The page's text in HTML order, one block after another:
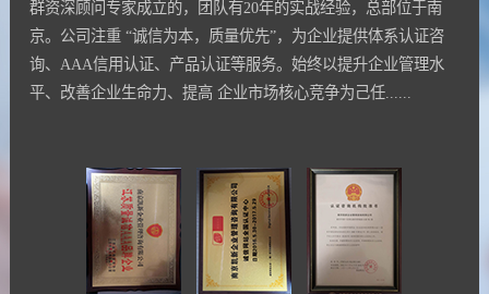
群资深顾问专家成立的，团队有20年的实战经验，总部位于南
京。公司注重 “诚信为本，质量优先”，为企业提供体系认证咨
询、AAA信用认证、产品认证等服务。始终以提升企业管理水
平、改善企业生命力、提高 企业市场核心竞争为己任......